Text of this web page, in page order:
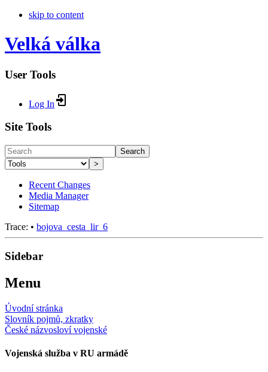
skip to content
Velká válka
User Tools
Log In
Site Tools
Search
>
Recent Changes
Media Manager
Sitemap
Trace: • bojova_cesta_lir_6
Sidebar
Menu
Úvodní stránka
Slovník pojmů, zkratky
České názvosloví vojenské
Vojenská služba v RU armádě